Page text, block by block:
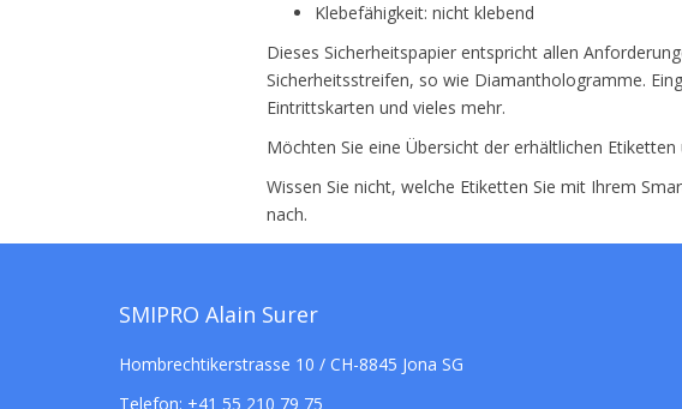
Klebefähigkeit: nicht klebend
Dieses Sicherheitspapier entspricht allen
Sicherheitsstreifen, so wie Diamanthologramme.
Eintrittskarten und vieles mehr.
Möchten Sie eine Übersicht der erhältlichen
Wissen Sie nicht, welche Etiketten Sie mit Ihrem
nach.
SMIPRO Alain Surer
Hombrechtikerstrasse 10 / CH-8845 Jona SG
Telefon: +41 55 210 79 75